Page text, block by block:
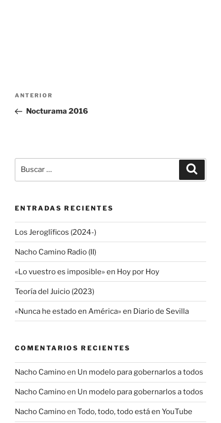
Navegación
entradas
Entrada
anterior:
ANTERIOR
Nocturama 2016
por:
ENTRADAS RECIENTES
Los Jeroglíficos (2024-)
Nacho Camino Radio (II)
«Lo vuestro es imposible» en Hoy por Hoy
Teoría del Juicio (2023)
«Nunca he estado en América» en Diario de Sevilla
COMENTARIOS RECIENTES
Nacho Caminoen Un modelo para gobernarlos a todos
Nacho Caminoen Un modelo para gobernarlos a todos
Nacho Caminoen Todo, todo, todo está en YouTube